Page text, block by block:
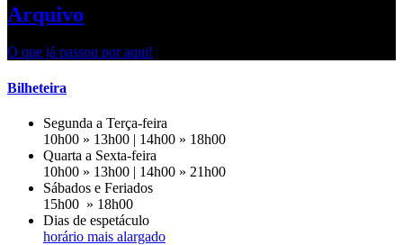
Arquivo
O que já passou por aqui!
Bilheteira
Segunda a Terça-feira
10h00 » 13h00 | 14h00 » 18h00
Quarta a Sexta-feira
10h00 » 13h00 | 14h00 » 21h00
Sábados e Feriados
15h00 » 18h00
Dias de espetáculo
horário mais alargado